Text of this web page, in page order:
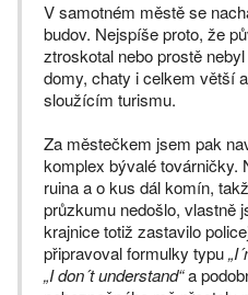
V samotném městě se
budov. Nejspíše proto, že
ztroskotal nebo prostě
domy, chaty i celkem větší
sloužícím turismu.
Za městečkem jsem pak
komplex bývalé továrničky.
ruina a o kus dál komín,
průzkumu nedošlo, vlastně
krajnice totiž zastavilo
připravoval formulky typu
„I don´t understand“a